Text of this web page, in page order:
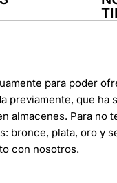
para poder
previamente, que
almacenes. Para
bronce, plata, oro y
con nosotros.